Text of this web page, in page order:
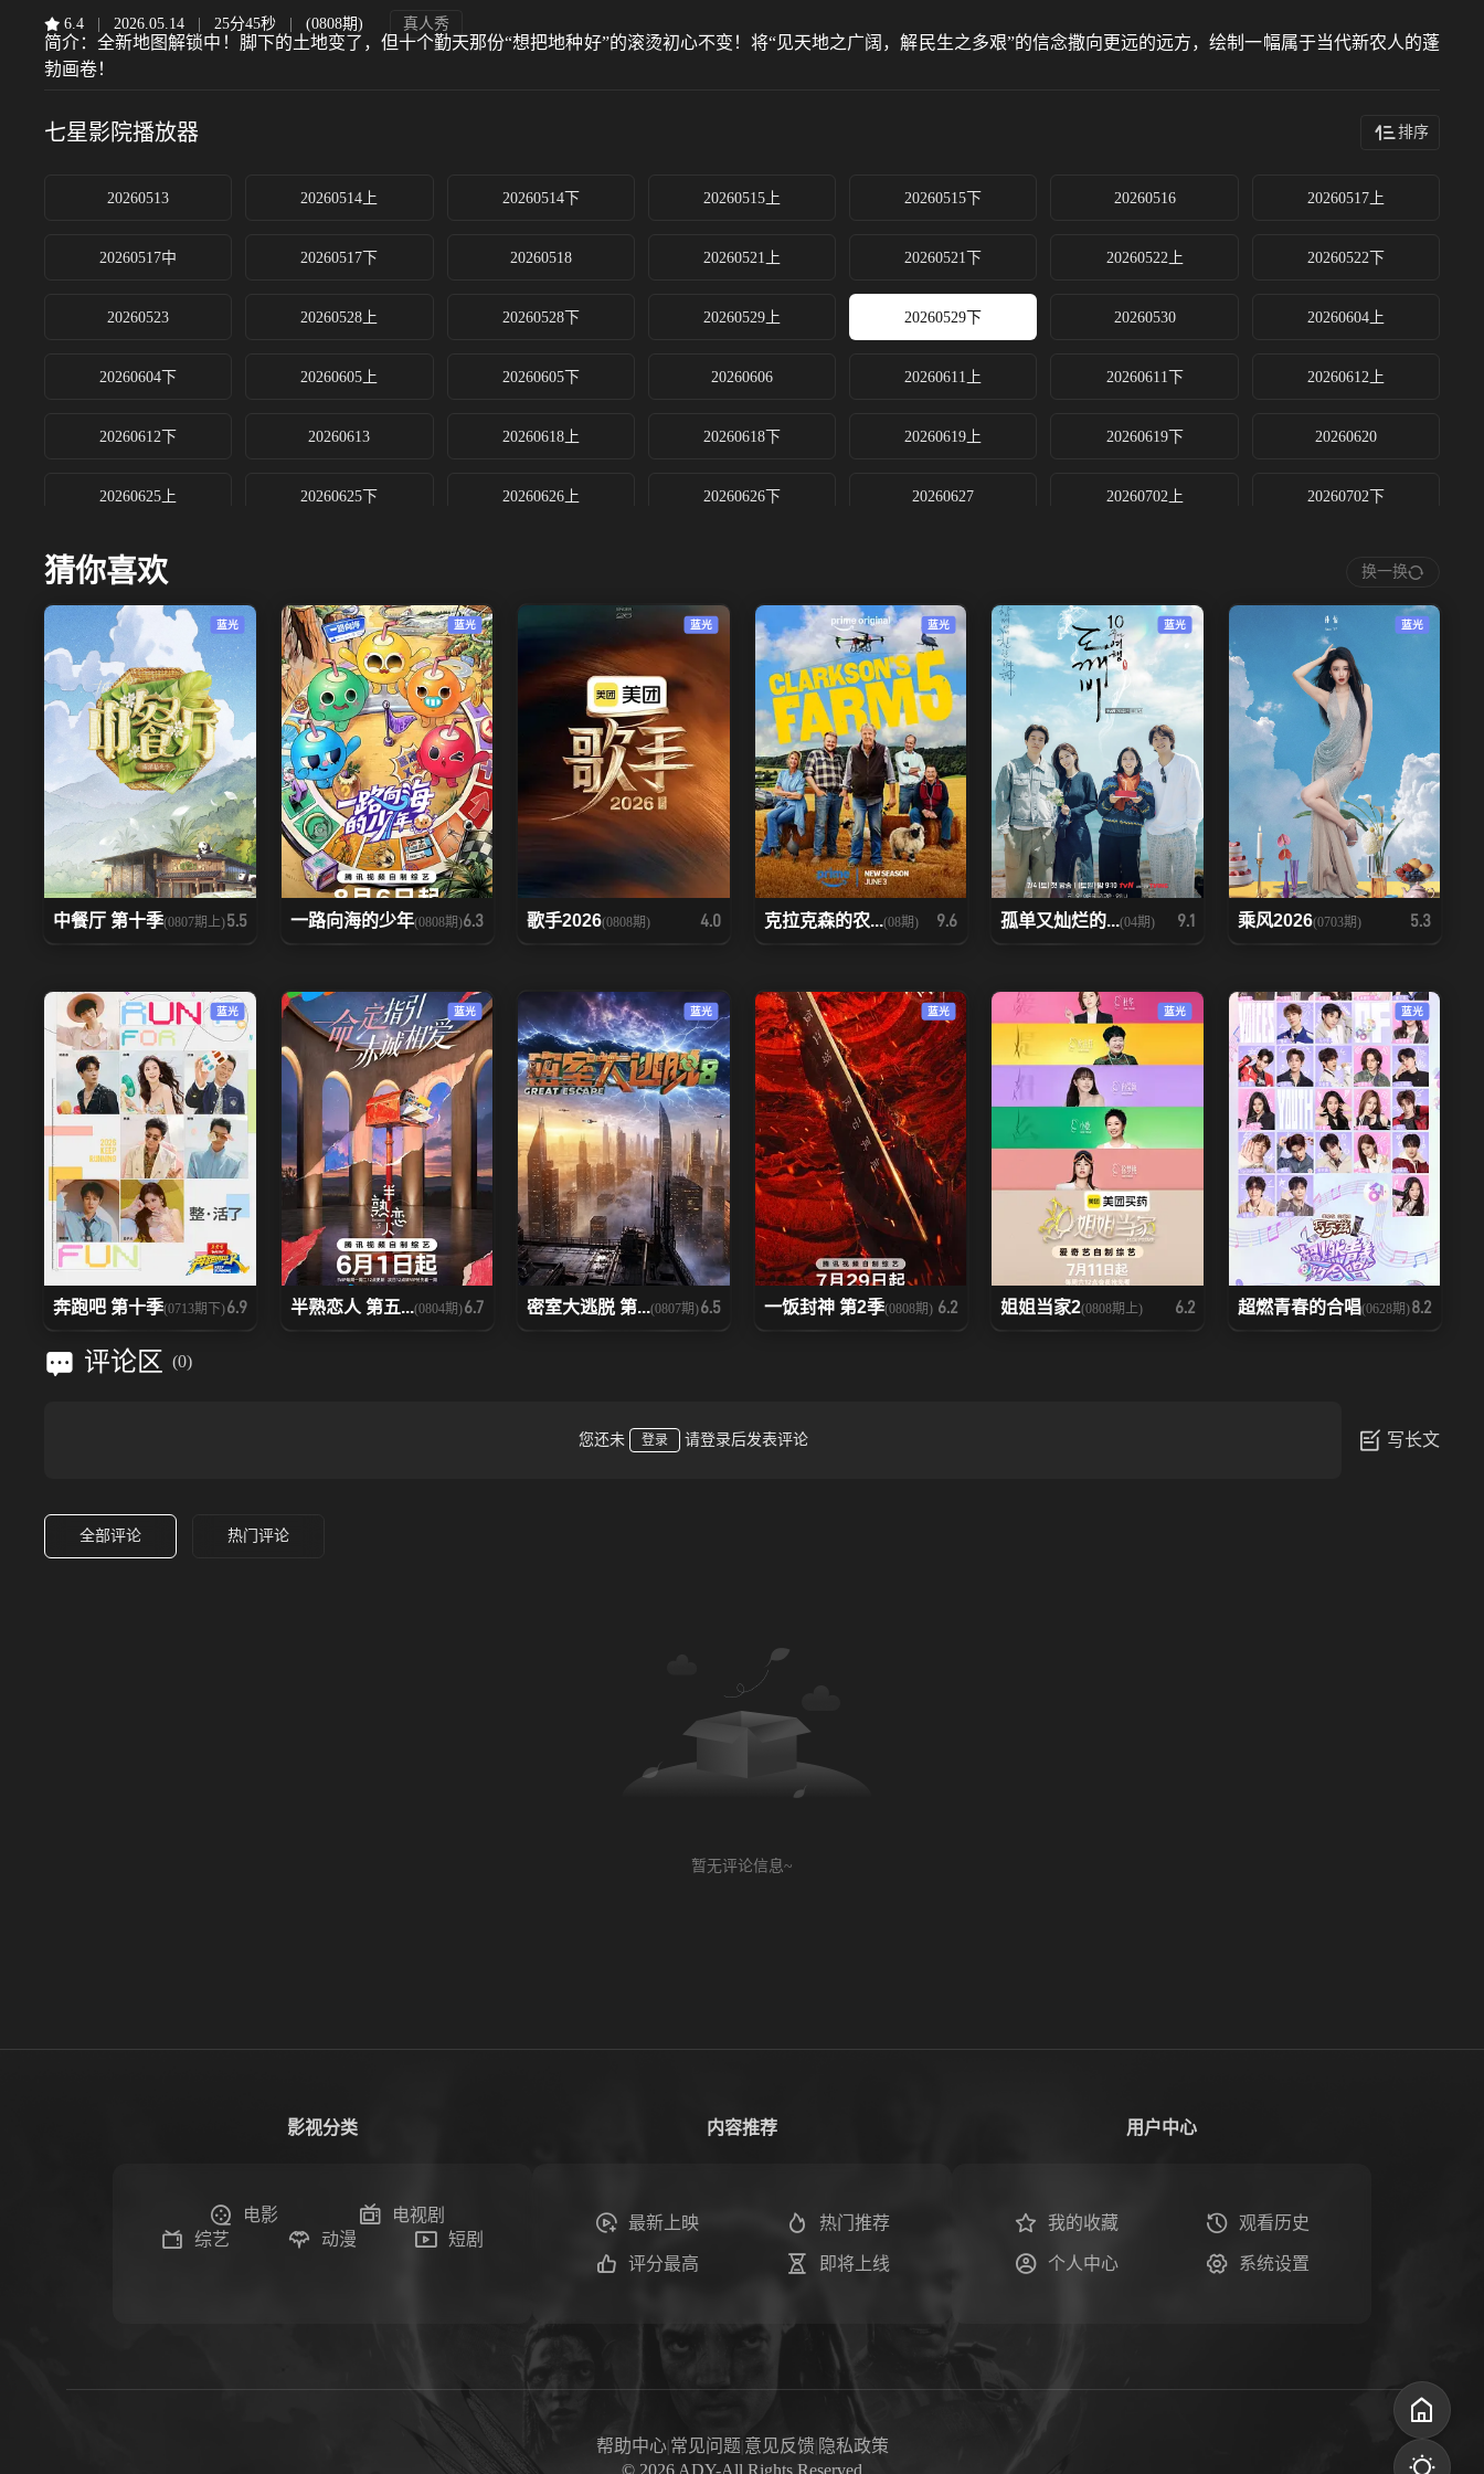
6.4 2026.05.14 25分45秒 (0808期) 真人秀
简介：全新地图解锁中！脚下的土地变了，但十个勤天那份“想把地种好”的滚烫初心不变！将“见天地之广阔，解民生之多艰”的信念撒向更远的远方，绘制一幅属于当代新农人的蓬
勃画卷！
七星影院播放器 排序
20260513 20260514上 20260514下 20260515上 20260515下 20260516 20260517上
20260517中 20260517下 20260518 20260521上 20260521下 20260522上 20260522下
20260523 20260528上 20260528下 20260529上 20260529下 20260530 20260604上
20260604下 20260605上 20260605下 20260606 20260611上 20260611下 20260612上
20260612下 20260613 20260618上 20260618下 20260619上 20260619下 20260620
20260625上 20260625下 20260626上 20260626下 20260627 20260702上 20260702下
20260703上
20260711 20260716上 20260717上 20260717下 20260718 20260723上
20260723下 20260724上 20260724下 20260725 20260730上 20260730下 20260731上
20260731下 20260801 20260806上 20260806下 20260807上 20260807下 20260808
猜你喜欢 换一换
蓝光
中餐厅 第十季(0807期上)5.5
蓝光
一路向海的少年(0808期)6.3
蓝光
歌手2026(0808期) 4.0
蓝光
克拉克森的农...(08期) 9.6
蓝光
孤单又灿烂的...(04期) 9.1
蓝光
乘风2026(0703期) 5.3
蓝光
奔跑吧 第十季(0713期下)6.9
蓝光
半熟恋人 第五...(0804期)6.7
蓝光
密室大逃脱 第...(0807期)6.5
蓝光
一饭封神 第2季(0808期) 6.2
蓝光
姐姐当家2(0808期上) 6.2
蓝光
超燃青春的合唱(0628期)8.2
评论区 (0)
您还未 登录 请登录后发表评论 写长文
全部评论 热门评论
暂无评论信息~
影视分类
电影
电视剧
综艺
动漫 短剧
内容推荐
最新上映 热门推荐
评分最高 即将上线
用户中心
我的收藏 观看历史
个人中心 系统设置
帮助中心|常见问题|意见反馈| 隐私政策
© 2026 ADY-All Rights Reserved